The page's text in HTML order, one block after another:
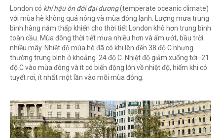
London có khí hậu ôn đới đại dương(temperate oceanic climate)
với mùa hè không quá nóng và mùa đông lạnh. Lượng mưa trung
bình hàng năm thấp khiến cho thời tiết London khô hơn trung bình
toàn cầu. Mùa đông thời tiết mưa nhiều hơn và ẩm ướt, bầu trời
nhiều mây. Nhiệt độ mùa hè đã có khi lên đến 38 độ C nhưng
thường trung bình ở khoảng 24 độ C. Nhiệt độ giảm xuống tới -21
độ C vào mùa đông và ít có biến động lớn về nhiệt độ, hiếm khi có
tuyết rơi, ít nhất một lần vào mỗi mùa đông.